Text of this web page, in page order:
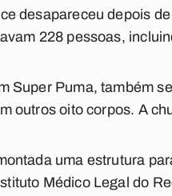
desapareceu depois
228 pessoas,
Super Puma, também
outros oito corpos. A
uma estrutura
Médico Legal do